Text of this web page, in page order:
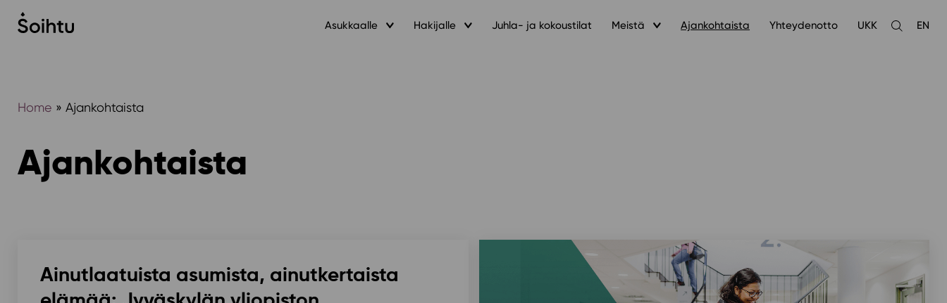
Siirry
sisältöön
Asukkaalle Hakijalle Juhla- ja kokoustilat Meistä Ajankohtaista Yhteydenotto UKK
Avaa
EN
Home » Ajankohtaista
Ajankohtaista
Ainutlaatuista asumista, ainutkertaista